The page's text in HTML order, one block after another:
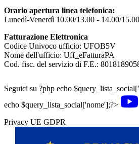
Orario apertura linea telefonica:
Lunedì-Venerdì 10.00/13.00 - 14.00/15.00
Fatturazione Elettronica
Codice Univoco ufficio: UFOB5V
Nome dell'ufficio: Uff_eFatturaPA
Cod. fisc. del servizio di F.E.:
Seguici su ?php echo
echo $query_lista_social['nome'];?>
Privacy UE GDPR